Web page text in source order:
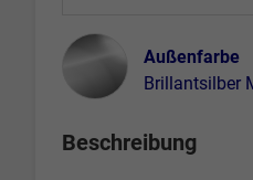
Außenfarbe
Brillantsilber
Beschreibung